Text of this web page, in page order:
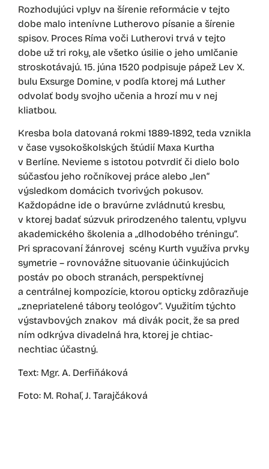
Rozhodujúci vplyv na šírenie reformácie v tejto
dobe malo intenívne Lutherovo písanie a šírenie
spisov. Proces Ríma voči Lutherovi trvá v tejto
dobe už tri roky, ale všetko úsilie o jeho umlčanie
stroskotávajú. 15. júna 1520 podpisuje pápež Lev X.
bulu Exsurge Domine, v podľa ktorej má Luther
odvolať body svojho učenia a hrozí mu v nej
kliatbou.
Kresba bola datovaná rokmi 1889-1892, teda vznikla
v čase vysokoškolských štúdií Maxa Kurtha
v Berlíne. Nevieme s istotou potvrdiť či dielo bolo
súčasťou jeho ročníkovej práce alebo „len“
výsledkom domácich tvorivých pokusov.
Každopádne ide o bravúrne zvládnutú kresbu,
v ktorej badať súzvuk prirodzeného talentu, vplyvu
akademického školenia a „dlhodobého tréningu“.
Pri spracovaní žánrovej scény Kurth využíva prvky
symetrie – rovnovážne situovanie účinkujúcich
postáv po oboch stranách, perspektívnej
a centrálnej kompozície, ktorou opticky zdôrazňuje
„znepriatelené tábory teológov“. Využitím týchto
výstavbových znakov má divák pocit, že sa pred
ním odkrýva divadelná hra, ktorej je chtiac-
nechtiac účastný.
Text: Mgr. A. Derfiňáková
Foto: M. Rohaľ, J. Tarajčáková